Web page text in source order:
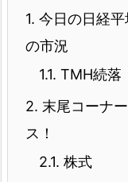
1. 今日の日経
の市況
1.1. TMH続落
2. 末尾コーナ
ス！
2.1. 株式